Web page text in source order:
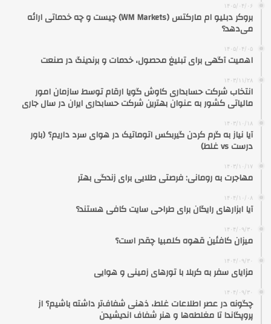
۱۴۰۵/۰۴/۰۶
بروکر دبلیو ام مارکتس (WM Markets) چیست و چه خدماتی ارائه
می‌دهد؟
۱۴۰۵/۰۴/۰۵
اهمیت آگهی برای تبلیغ محصول، خدمات و برندینگ در صنعت
۱۴۰۳/۱۱/۲۸
انتخاب شرکت حسابداری کاوش گویا ارقام توسط سازمان امور
مالیاتی کشور به عنوان بهترین شرکت حسابداری ایران در سال جاری
۱۴۰۳/۱۰/۱۸
آیا نیاز به گرم کردن گیربکس اتوماتیک در هوای سرد داریم؟ (باور
درست vs غلط)
۱۴۰۳/۱۰/۱۷
مهاجرت به رومانی: فرصتی طلایی برای زندگی بهتر
۱۴۰۴/۱۰/۰۸
آیا ابزارهای رایگان برای طراحی سایت کافی هستند؟
۱۴۰۴/۰۹/۳۰
میزان کافئین قهوه کلمبیا چقدر است؟
۱۴۰۴/۰۹/۳۰
مزایای سفر به کربلا با تورهای زمینی و هوایی
۱۴۰۴/۰۹/۳۰
چگونه در عصر اطلاعات غلط، ذهنی شفاف‌تر داشته باشیم؟ از
پروپگاندا تا مغلطه‌ها و هنر شفاف اندیشیدن